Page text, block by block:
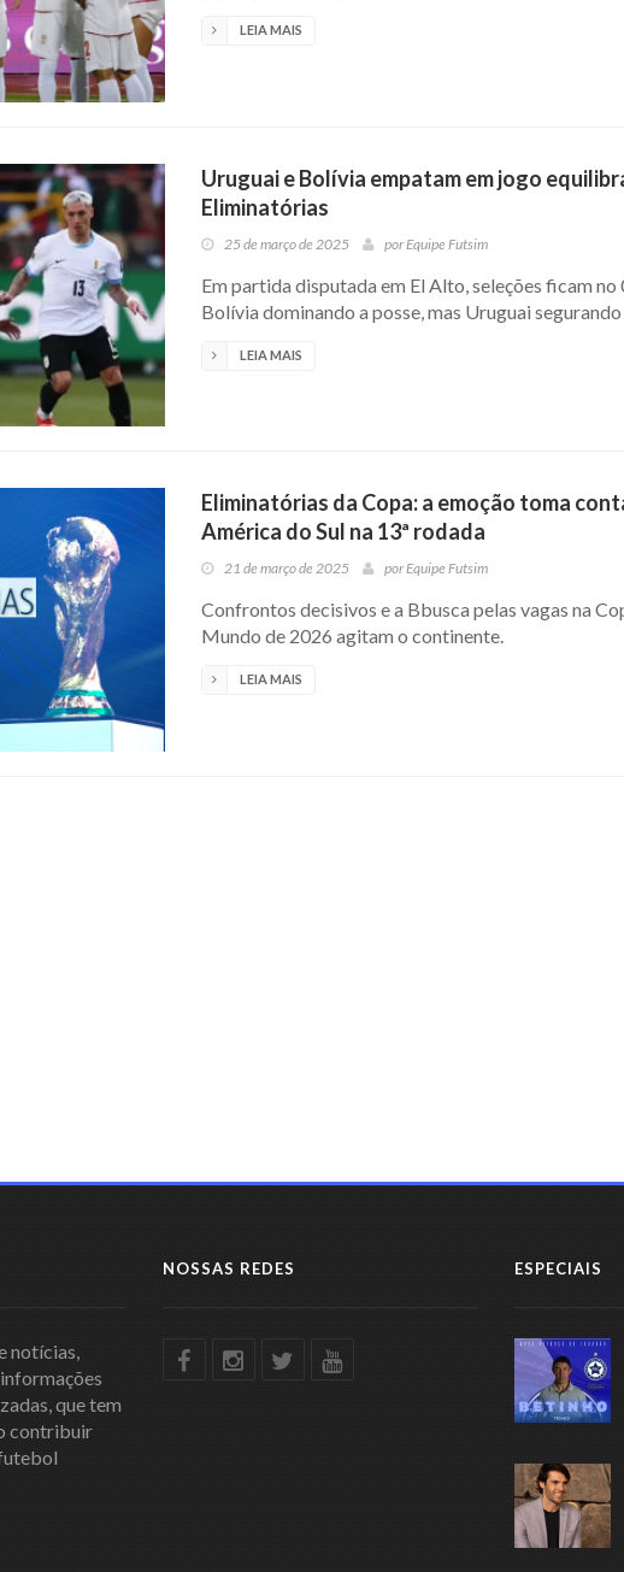
LEIA MAIS
Uruguai e Bolívia empatam em jogo
Eliminatórias
25 de março de 2025 por Equipe Futsim
Em partida disputada em El Alto, seleções ficam no
Bolívia dominando a posse, mas Uruguai segurando
LEIA MAIS
Eliminatórias da Copa: a emoção toma
América do Sul na 13ª rodada
21 de março de 2025 porEquipe Futsim
Confrontos decisivos e a Bbusca pelas vagas na
Mundo de 2026 agitam o continente.
LEIA MAIS
notícias,
que tem
contribuir
NOSSAS REDES ESPECIAIS